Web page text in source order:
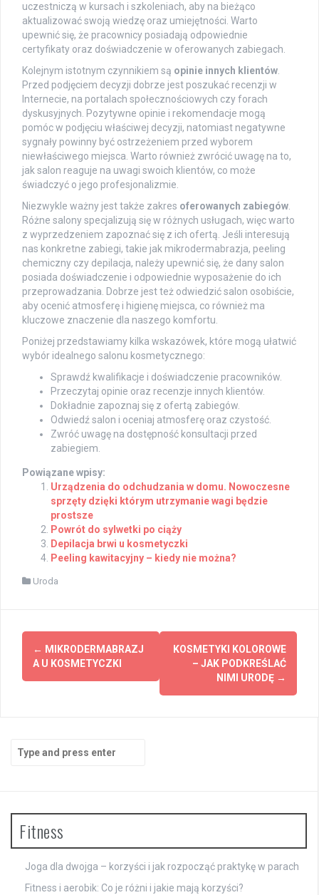
uczestniczą w kursach i szkoleniach, aby na bieżąco
aktualizować swoją wiedzę oraz umiejętności. Warto
upewnić się, że pracownicy posiadają odpowiednie
certyfikaty oraz doświadczenie w oferowanych zabiegach.
Kolejnym istotnym czynnikiem są opinie innych klientów.
Przed podjęciem decyzji dobrze jest poszukać recenzji w
Internecie, na portalach społecznościowych czy forach
dyskusyjnych. Pozytywne opinie i rekomendacje mogą
pomóc w podjęciu właściwej decyzji, natomiast negatywne
sygnały powinny być ostrzeżeniem przed wyborem
niewłaściwego miejsca. Warto również zwrócić uwagę na to,
jak salon reaguje na uwagi swoich klientów, co może
świadczyć o jego profesjonalizmie.
Niezwykle ważny jest także zakres oferowanych zabiegów.
Różne salony specjalizują się w różnych usługach, więc warto
z wyprzedzeniem zapoznać się z ich ofertą. Jeśli interesują
nas konkretne zabiegi, takie jak mikrodermabrazja, peeling
chemiczny czy depilacja, należy upewnić się, że dany salon
posiada doświadczenie i odpowiednie wyposażenie do ich
przeprowadzania. Dobrze jest też odwiedzić salon osobiście,
aby ocenić atmosferę i higienę miejsca, co również ma
kluczowe znaczenie dla naszego komfortu.
Poniżej przedstawiamy kilka wskazówek, które mogą ułatwić
wybór idealnego salonu kosmetycznego:
Sprawdź kwalifikacje i doświadczenie pracowników.
Przeczytaj opinie oraz recenzje innych klientów.
Dokładnie zapoznaj się z ofertą zabiegów.
Odwiedź salon i oceniaj atmosferę oraz czystość.
Zwróć uwagę na dostępność konsultacji przed
zabiegiem.
Powiązane wpisy:
Urządzenia do odchudzania w domu. Nowoczesne
sprzęty dzięki którym utrzymanie wagi będzie
prostsze
Powrót do sylwetki po ciąży
Depilacja brwi u kosmetyczki
Peeling kawitacyjny – kiedy nie można?
Uroda
Post
navigation
← MIKRODERMABRAZJ
A U KOSMETYCZKI
KOSMETYKI KOLOROWE
– JAK PODKREŚLAĆ
NIMI URODĘ →
Search
for:
Fitness
Joga dla dwojga – korzyści i jak rozpocząć praktykę w parach
Fitness i aerobik: Co je różni i jakie mają korzyści?